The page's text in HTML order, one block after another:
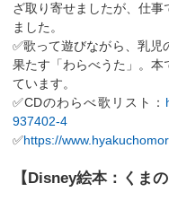
ざ取り寄せましたが、仕
ました。
✅歌って遊びながら、乳児
果たす「わらべうた」。
ています。
✅CDのわらべ歌リスト：
937402-4
✅https://
【Disney絵本：くま